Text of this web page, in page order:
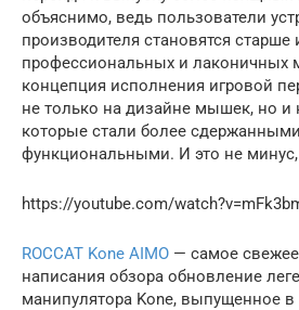
объяснимо, ведь пользователи
производителя становятся старше
профессиональных и лаконичных
концепция исполнения игровой
не только на дизайне мышек, но и
которые стали более
функциональными. И это не
https://youtube.com/
ROCCAT Kone AIMO — самое
написания обзора обновление
манипулятора Kone, выпущенное в